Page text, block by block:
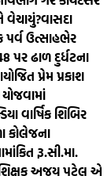
વેચાયું?વાસદા
પર્વ ઉત્સાહભેર
પર ઢાળ દુર્ધટના
પ્રેમ પ્રકાશ
વાર્ષિક શિબિર
કોલેજના
રૂ.સી.મા.
શિક્ષક અજય પટેલ એ